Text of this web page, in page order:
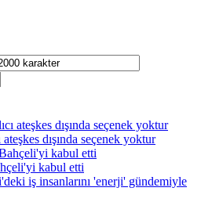
dışında seçenek yoktur
kabul etti